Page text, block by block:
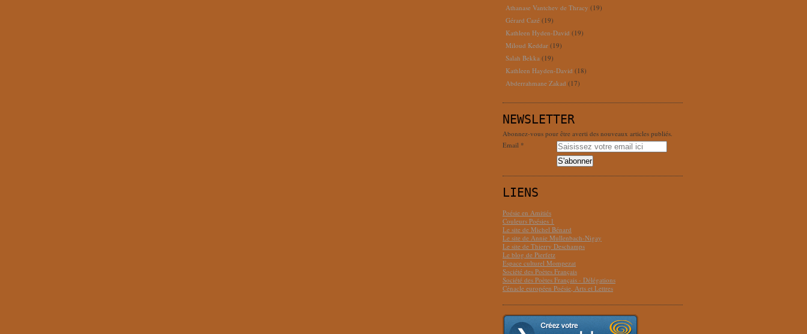
Athanase Vantchev de Thracy (19)
Gérard Cazé (19)
Kathleen Hyden-David (19)
Miloud Keddar (19)
Salah Bekka (19)
Kathleen Hayden-David (18)
Abderrahmane Zakad (17)
NEWSLETTER
Abonnez-vous pour être averti des nouveaux articles publiés.
Email
LIENS
Poésie en Amitiés
Couleurs Poésies 1
Le site de Michel Bénard
Le site de Annie Mullenbach-Nigay
Le site de Thierry Deschamps
Le blog de Pierfetz
Espace culturel Mompezat
Société des Poètes Français
Société des Poètes Français - Délégations
Cénacle européen Poésie, Arts et Lettres